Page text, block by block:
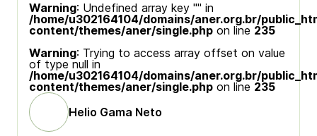
Warning: Undefined array key "" in
/home/u302164104/domains/aner.org.br/
content/themes/aner/single.php on line 235
Warning: Trying to access array offset on value
of type null in
/home/u302164104/domains/aner.org.br/
content/themes/aner/single.php on line 235
Helio Gama Neto